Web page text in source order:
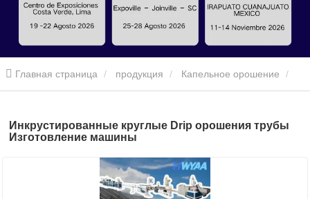
Главная страница продукция Капельное орошение
машины
Инкрустированные круглые Drip орошения трубы
Изготовление машины